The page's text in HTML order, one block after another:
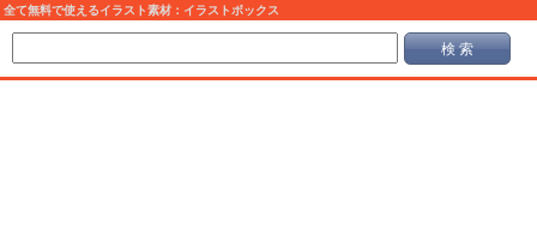
全て無料で使えるイラスト素材：イラストボックス
検 索